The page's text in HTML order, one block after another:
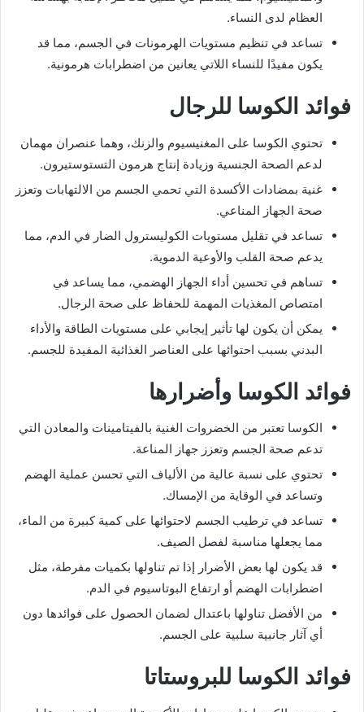
العظام لدى النساء.
تساعد في تنظيم مستويات الهرمونات في الجسم، مما قد
يكون مفيدًا للنساء اللاتي يعانين من اضطرابات هرمونية.
فوائد الكوسا للرجال
تحتوي الكوسا على المغنيسيوم والزنك، وهما عنصران مهمان
لدعم الصحة الجنسية وزيادة إنتاج هرمون التستوستيرون.
غنية بمضادات الأكسدة التي تحمي الجسم من الالتهابات وتعزز
صحة الجهاز المناعي.
تساعد في تقليل مستويات الكوليسترول الضار في الدم، مما
يدعم صحة القلب والأوعية الدموية.
تساهم في تحسين أداء الجهاز الهضمي، مما يساعد في
امتصاص المغذيات المهمة للحفاظ على صحة الرجال.
يمكن أن يكون لها تأثير إيجابي على مستويات الطاقة والأداء
البدني بسبب احتوائها على العناصر الغذائية المفيدة للجسم.
فوائد الكوسا وأضرارها
الكوسا تعتبر من الخضروات الغنية بالفيتامينات والمعادن التي
تدعم صحة الجسم وتعزز جهاز المناعة.
تحتوي على نسبة عالية من الألياف التي تحسن عملية الهضم
وتساعد في الوقاية من الإمساك.
تساعد في ترطيب الجسم لاحتوائها على كمية كبيرة من الماء،
مما يجعلها مناسبة لفصل الصيف.
قد يكون لها بعض الأضرار إذا تم تناولها بكميات مفرطة، مثل
اضطرابات الهضم أو ارتفاع البوتاسيوم في الدم.
من الأفضل تناولها باعتدال لضمان الحصول على فوائدها دون
أي آثار جانبية سلبية على الجسم.
فوائد الكوسا للبروستاتا